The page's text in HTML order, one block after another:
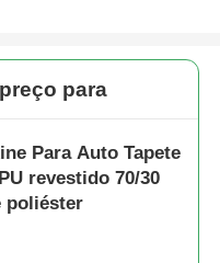
para
Para Auto Tapete
revestido 70/30
poliéster